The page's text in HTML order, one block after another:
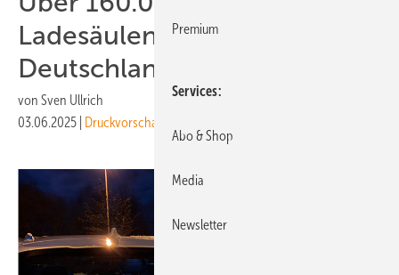
Ladesäulen sind in
Deutschland installiert
von Sven Ullrich
03.06.2025
Druckvorschau
Premium
Services
Abo & Shop
Media
Newsletter